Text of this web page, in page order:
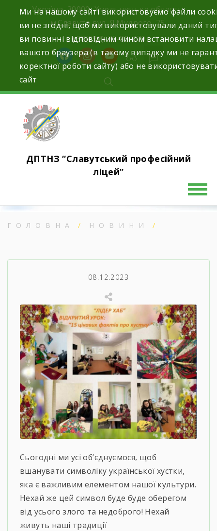
Україна, 30000, Хмельницька область,
м.Славута вул. Я.Мудрого, 75.
+38(097)-76-89-770
ДПТНЗ “Славутський професійний
ліцей”
ГОЛОВНА НОВИНИ
08.12.2023
Сьогодні ми усі об’єднуємося, щоб
вшанувати символіку української хустки,
яка є важливим елементом нашої культури.
Нехай же цей символ буде буде оберегом
від усього злого та недоброго! Нехай
живуть наші традиції
Ми на нашому сайті використовуємо файли
ви не згодні, щоб ми використовували даний
ви повинні відповідним чином встановити
вашого браузера (в такому випадку ми не
коректної роботи сайту) або не
сайт